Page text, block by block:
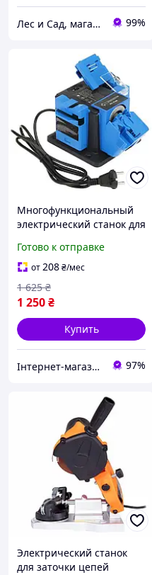
Лес и Сад, магазин инструментов и садово-парковой техники 99%
Многофункциональный
электрический станок для
стамесок PPMS65 65W
Готово к отправке
от208₴/мес
1 250₴
1 625 ₴
Купить
Інтернет-магазин "NicePrice" 97%
Электрический станок
для заточки цепей